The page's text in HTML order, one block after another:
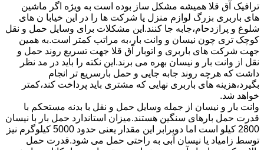
ترافیک آق قلا همیشه مشکل ساز بوده است به ویژه اگر ماشین
های باربری بزرگ لوازم منزل یا شرکت ها را در این خیابا ن های
شلوغ و پرازدحام،جابه جا کنند.این مشکلات برای وسایل حمل و نقل
کوچک تری چون نیسان و وانت بار،به مراتب کمتر است.به همین
جهت شرکت های باربری و اتوبار آق قلا جهت تسریع روند حمل و
نقل از وانت بار و نیسان بهره می برند.این نکته را باید در مد نظر
داشت که هرچه روند جابه جایی و حمل بارسریع تر انجام
بگیرد،هزینه های باربری نهایی که مشتری باید پرداخت کند،کمتر
خواهد شد.
وانت بار و نیسان از جمله وسایل حمل و نقل با بدنه مستحکم با
قدرت حمل بارهای سنگین هستند.میزان استاندارد حمل بار با نیسان
2800 کیلو است اما دوبرابر این مقدار یعنی حدود 5000 کیلوگرم نیز
توسط زامیاد یا نیسان آبی به راحتی حمل می شود.قدرت حمل